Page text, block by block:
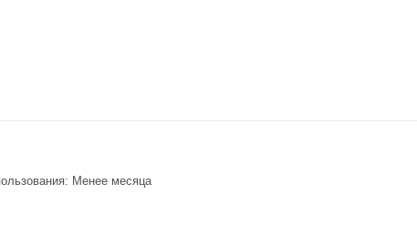
Менее месяца